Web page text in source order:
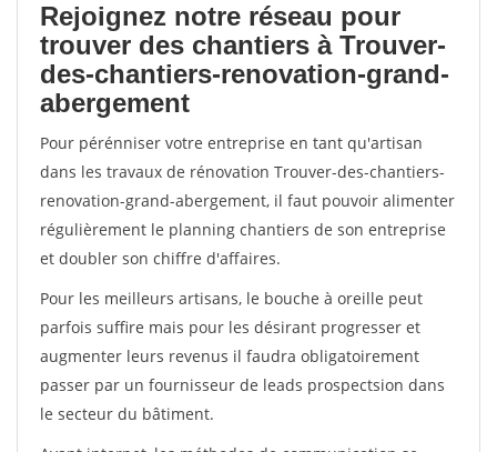
Rejoignez notre réseau pour
trouver des chantiers à Trouver-
des-chantiers-renovation-grand-
abergement
Pour pérénniser votre entreprise en tant qu'artisan
dans les travaux de rénovation Trouver-des-chantiers-
renovation-grand-abergement, il faut pouvoir alimenter
régulièrement le planning chantiers de son entreprise
et doubler son chiffre d'affaires.
Pour les meilleurs artisans, le bouche à oreille peut
parfois suffire mais pour les désirant progresser et
augmenter leurs revenus il faudra obligatoirement
passer par un fournisseur de leads prospectsion dans
le secteur du bâtiment.